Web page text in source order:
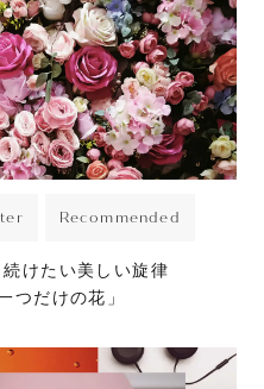
Recommended
けたい美しい旋律
つだけの花」